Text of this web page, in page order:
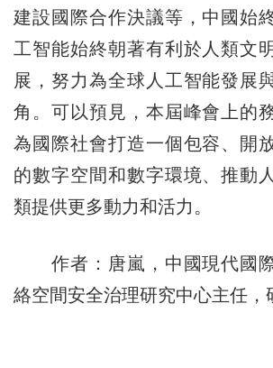
建設國際合作決議等，中國始
工智能始終朝著有利於人類文
展，努力為全球人工智能發展
角。可以預見，本屆峰會上的
為國際社會打造一個包容、開
的數字空間和數字環境、推動
類提供更多動力和活力。
作者：唐嵐，中國現代國
絡空間安全治理研究中心主任，